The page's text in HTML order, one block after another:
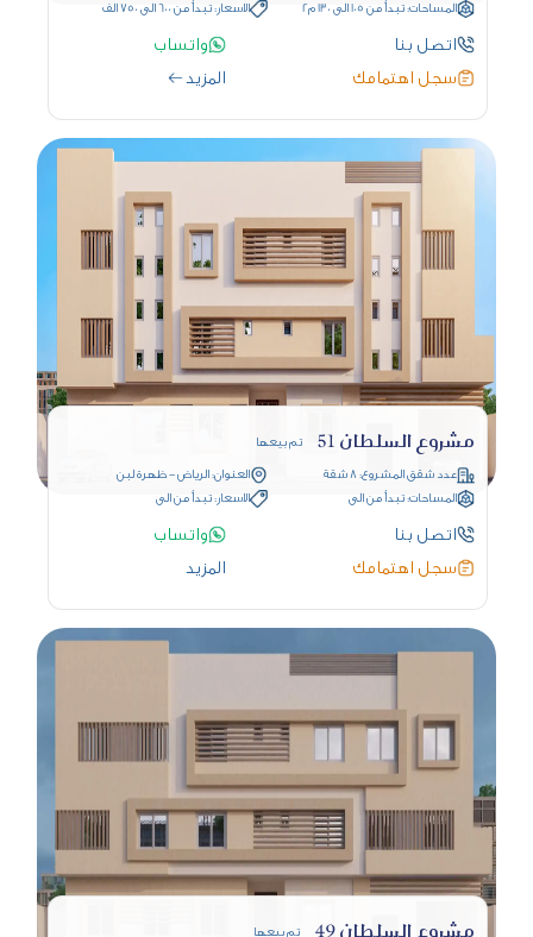
المساحات: تبدأ من 105 الى 130 م2
الاسعار: تبدأ من 600 الى 750 الف
اتصل بنا
واتساب
سجل اهتمامك
المزيد
مشروع السلطان 51 تم بيعها
عدد شقق المشروع: 8 شقة
العنوان: الرياض - ظهرة لبن
المساحات: تبدأ من الى
الاسعار: تبدأ من الى
اتصل بنا
واتساب
سجل اهتمامك
المزيد
مشروع السلطان 49 تم بيعها